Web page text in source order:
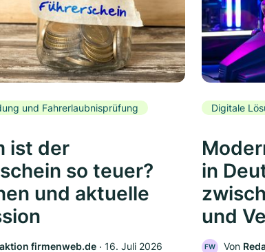
und Fahrerlaubnisprüfung
ist der
so teuer?
und aktuelle
firmenweb.de ‧ 16. Juli 2026
Digitale
in
und
FW Von